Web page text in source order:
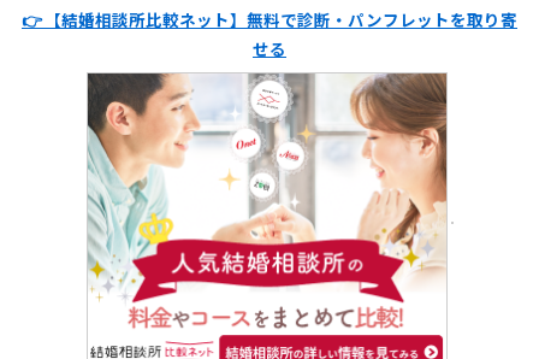
👉 【結婚相談所比較ネット】無料で診断・パンフレットを取り寄
せる